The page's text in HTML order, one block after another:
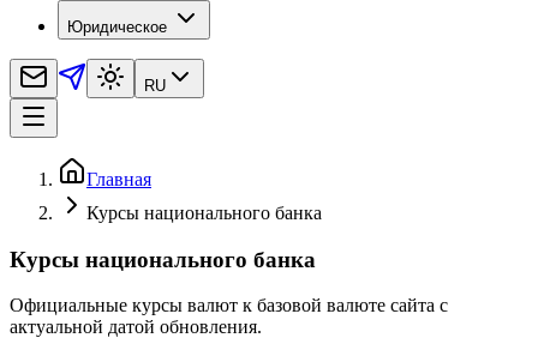
Юридическое
RU
Главная
Курсы национального банка
Курсы национального банка
Официальные курсы валют к базовой валюте сайта с
актуальной датой обновления.